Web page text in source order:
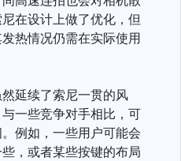
在设计上做了优化，但
热情况仍需在实际使用
延续了索尼一贯的风
一些竞争对手相比，可
例如，一些用户可能会
，或者某些按键的布局